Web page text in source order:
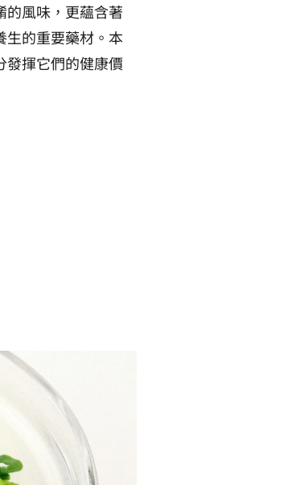
的風味，更蘊含著
生的重要藥材。本
發揮它們的健康價